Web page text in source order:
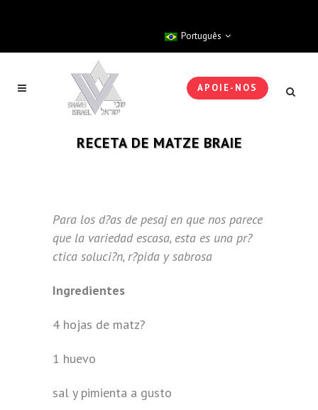
Português
APOIE-NOS
RECETA DE MATZE BRAIE
Para los d?as de pesaj en que nos parece
que la variedad escasa, esta es una pr?
ctica soluci?n, r?pida y sabrosa
Ingredientes
4 hojas de matz?
1 huevo
sal y pimienta a gusto